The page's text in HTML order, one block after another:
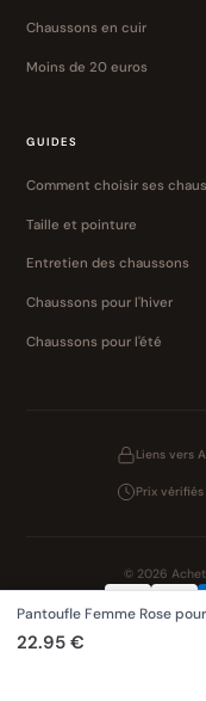
Chaussons en cuir
Moins de 20 euros
GUIDES
Comment choisir ses
Taille et pointure
Entretien des chaussons
Chaussons pour l'hiver
Chaussons pour l'été
Liens vers
Prix vérifiés
© 2026
Pantoufle Femme Rose
22.95 €